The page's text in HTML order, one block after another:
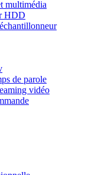
multimédia
HDD
de parole
vidéo